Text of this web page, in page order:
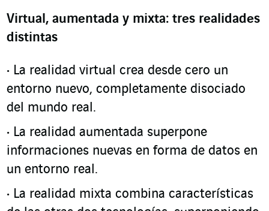
Virtual, aumentada y mixta: tres realidades
distintas
La realidad virtual crea desde cero un
entorno nuevo, completamente disociado
del mundo real.
La realidad aumentada superpone
informaciones nuevas en forma de datos en
un entorno real.
La realidad mixta combina características